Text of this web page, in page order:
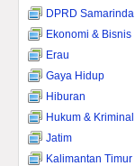
DPRD Samarinda
Ekonomi & Bisnis
Erau
Gaya Hidup
Hiburan
Hukum & Kriminal
Jatim
Kalimantan Timur